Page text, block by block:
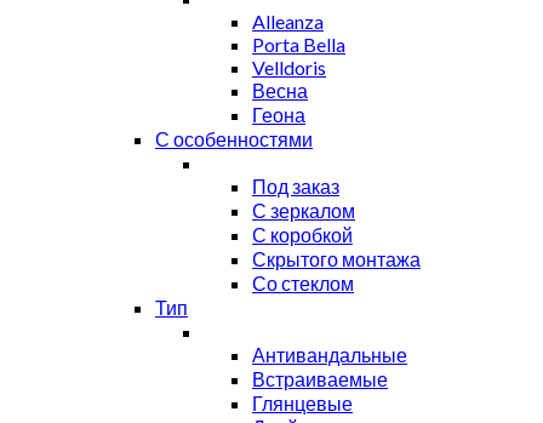
Alleanza
Porta Bella
Velldoris
Весна
Геона
С особенностями
Под заказ
С зеркалом
С коробкой
Скрытого монтажа
Со стеклом
Тип
Антивандальные
Встраиваемые
Глянцевые